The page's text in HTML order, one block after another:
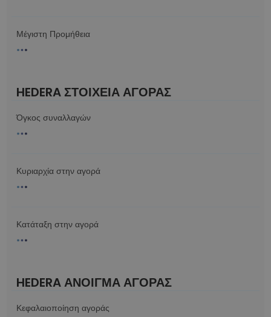
Μέγιστη Προμήθεια
HEDERA ΣΤΟΙΧΕΙΑ ΑΓΟΡΑΣ
Όγκος συναλλαγών
Κυριαρχία στην αγορά
Κατάταξη στην αγορά
HEDERA ΆΝΟΙΓΜΑ ΑΓΟΡΆΣ
Κεφαλαιοποίηση αγοράς